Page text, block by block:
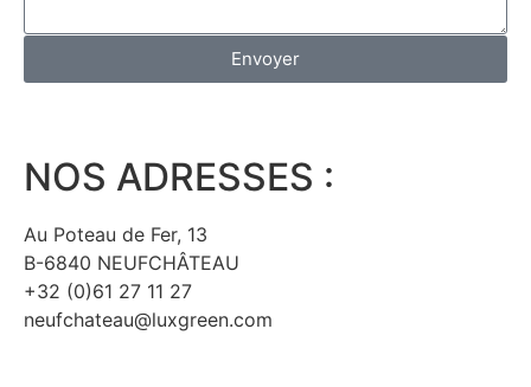
Envoyer
NOS ADRESSES :
Au Poteau de Fer, 13
B-6840 NEUFCHÂTEAU
+32 (0)61 27 11 27
neufchateau@luxgreen.com